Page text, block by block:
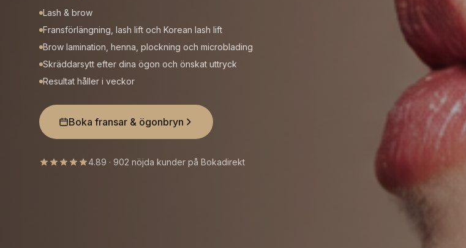
Lash & brow
Fransförlängning, lash lift och Korean lash lift
Brow lamination, henna, plockning och microblading
Skräddarsytt efter dina ögon och önskat uttryck
Resultat håller i veckor
Boka fransar & ögonbryn
4.89 · 902 nöjda kunder på Bokadirekt